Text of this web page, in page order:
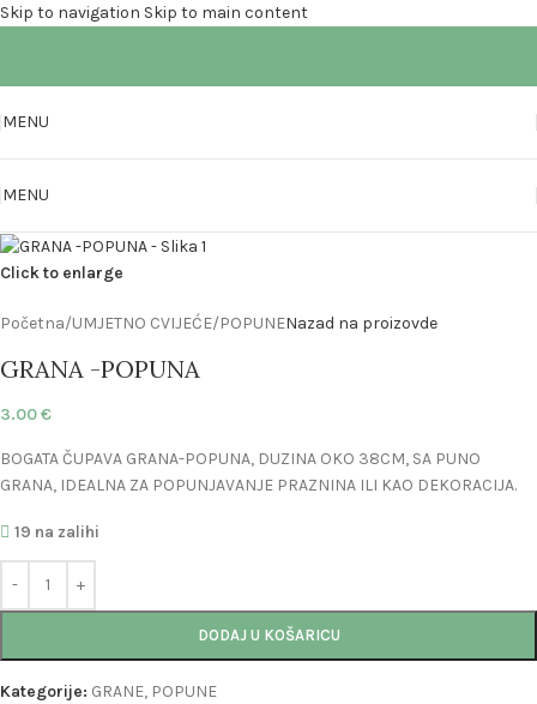
Skip to navigation Skip to main content
MENU
MENU
Click to enlarge
Početna/UMJETNO CVIJEĆE/POPUNENazad na proizovde
GRANA -POPUNA
3.00€
BOGATA ČUPAVA GRANA-POPUNA, DUZINA OKO 38CM, SA PUNO
GRANA, IDEALNA ZA POPUNJAVANJE PRAZNINA ILI KAO DEKORACIJA.
19 na zalihi
DODAJ U KOŠARICU
Kategorije: GRANE, POPUNE